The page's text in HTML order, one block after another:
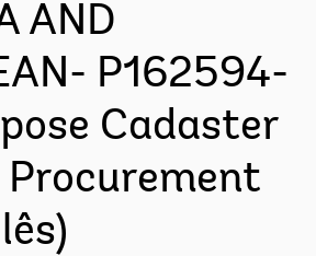
AND
P162594-
Cadaster